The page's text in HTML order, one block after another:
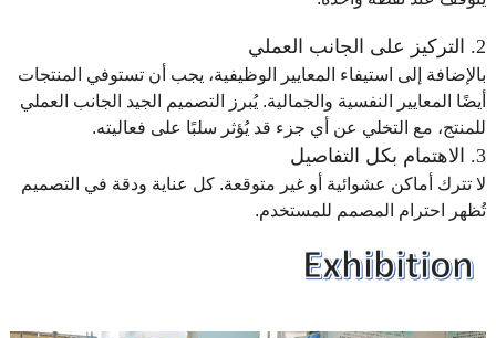
2. التركيز على الجانب العملي
بالإضافة إلى استيفاء المعايير الوظيفية، يجب أن تستوفي المنتجات
أيضًا المعايير النفسية والجمالية. يُبرز التصميم الجيد الجانب العملي
للمنتج، مع التخلي عن أي جزء قد يُؤثر سلبًا على فعاليته.
3. الاهتمام بكل التفاصيل
لا تترك أماكن عشوائية أو غير متوقعة. كل عناية ودقة في التصميم
تُظهر احترام المصمم للمستخدم.